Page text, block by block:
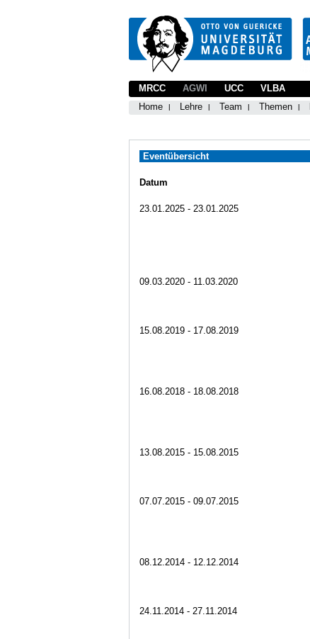
MRCC
AGWI
Home
Lehre Team Themen
UCC VLBA
Eventübersicht
Datum
23.01.2025 - 23.01.2025
09.03.2020 - 11.03.2020
15.08.2019 - 17.08.2019
16.08.2018 - 18.08.2018
13.08.2015 - 15.08.2015
07.07.2015 - 09.07.2015
08.12.2014 - 12.12.2014
24.11.2014 - 27.11.2014